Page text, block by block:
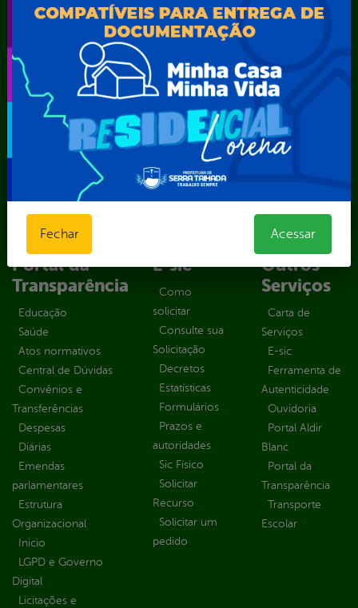
Secretaria Municipal de Educação – SEST
Secretaria Municipal de Esporte e Lazer – SEMEL
Secretaria Municipal de Finanças – SECFIN
Secretaria Municipal de Governo – SEGOV
Secretaria Municipal de Meio Ambiente – SEMA
Secretaria Municipal de Planejamento e Gestão – SEPLAG
Secretaria Municipal de Relações Institucionais – SEMRI
Secretaria Municipal de Saúde – SMS
Secretaria Municipal de Serviços Públicos – SEMUSP
Superintendência de Trânsito e Transportes de Serra
Transparência, Fiscalização e Controle
Portal da
Transparência
Educação
Saúde
Atos normativos
Central de Dúvidas
Convênios e
Transferências
Despesas
Diárias
Emendas
parlamentares
Estrutura
Organizacional
Inicio
LGPD e Governo
Digital
Licitações e
E-sic
Como
solicitar
Consulte sua
Solicitação
Decretos
Estatísticas
Formulários
Prazos e
autoridades
Sic Físico
Solicitar
Recurso
Solicitar um
pedido
Outros
Serviços
Carta de
Serviços
E-sic
Ferramenta de
Autenticidade
Ouvidoria
Portal Aldir
Blanc
Portal da
Transparência
Transporte
Escolar
Fechar Acessar